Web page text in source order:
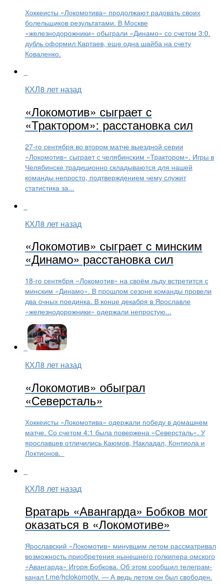
Хоккеисты «Локомотива» продолжают радовать своих
болельщиков результатами. В Москве
«железнодорожники» обыграли «Динамо» со счетом 3:0.
дубль оформил Картаев, еще одна шайба на счету
Коваленко.
КХЛ8 лет назад
«Локомотив» сыграет с
«Трактором»: расстановка сил
27-го сентября во втором матче выездной серии
«Локомотив» сыграет с челябинским «Трактором». Игры в
Челябинске традиционно складываются для нашей
команды непросто, подтверждением чему служит
статистика за...
КХЛ8 лет назад
«Локомотив» сыграет с минским
«Динамо» расстановка сил
18-го сентября «Локомотив» на своём льду встретится с
минским «Динамо». В прошлом сезоне команды провели
два очных поединка. В конце декабря в Ярославле
«железнодорожники» одержали непростую...
КХЛ8 лет назад
«Локомотив» обыграл
«Северсталь»
Хоккеисты «Локомотива» одержали победу в домашнем
матче. Со счетом 4:1 была повержена «Северсталь». У
ярославцев отличились Каюмов, Накладал, Контиола и
Локтионов.
КХЛ8 лет назад
Вратарь «Авангарда» Бобков мог
оказаться в «Локомотиве»
Ярославский «Локомотив» минувшим летом рассматривал
возможность приобретения нынешнего голкипера омского
«Авангарда» Игоря Бобкова. Об этом сообщил телеграм-
канал t.me/hclokomotiv. — А ведь летом он был свободен.